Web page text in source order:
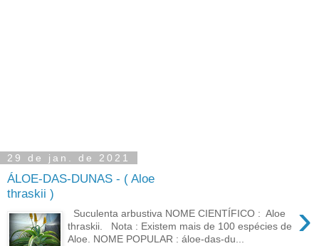
29 de jan. de 2021
ÁLOE-DAS-DUNAS - ( Aloe
thraskii )
›
Suculenta arbustiva NOME CIENTÍFICO : Aloe
thraskii. Nota : Existem mais de 100 espécies de
Aloe. NOME POPULAR : áloe-das-du...